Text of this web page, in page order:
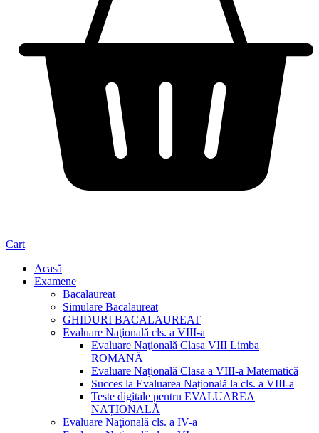
Cart
Acasă
Examene
Bacalaureat
Simulare Bacalaureat
GHIDURI BACALAUREAT
Evaluare Naţională cls. a VIII-a
Evaluare Naţională Clasa VIII Limba
ROMANĂ
Evaluare Naţională Clasa a VIII-a Matematică
Succes la Evaluarea Națională la cls. a VIII-a
Teste digitale pentru EVALUAREA
NAȚIONALĂ
Evaluare Naţională cls. a IV-a